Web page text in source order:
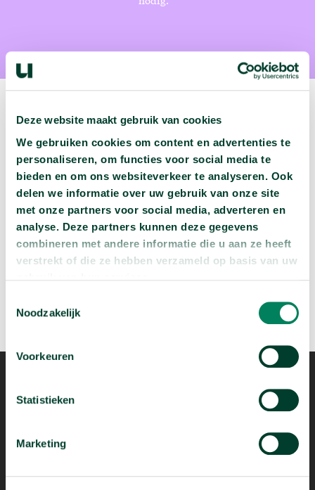
Deze website maakt gebruik van cookies
We gebruiken cookies om content en advertenties te
personaliseren, om functies voor social media te
bieden en om ons websiteverkeer te analyseren. Ook
delen we informatie over uw gebruik van onze site
met onze partners voor social media, adverteren en
analyse. Deze partners kunnen deze gegevens
combineren met andere informatie die u aan ze heeft
verstrekt of die ze hebben verzameld op basis van uw
Noodzakelijk
Voorkeuren
Statistieken
Marketing
Volgende podcast:
Wat zijn jouw naam en bsn-nummer waard?
Beluister deze podcast arrow_forward